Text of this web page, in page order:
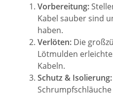
Vorbereitung:
Kabel sauber sind
haben.
Verlöten: Die
Lötmulden
Kabeln.
Schutz & Isolierung: